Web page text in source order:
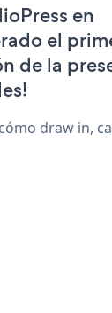
en
el
de la
draw in,